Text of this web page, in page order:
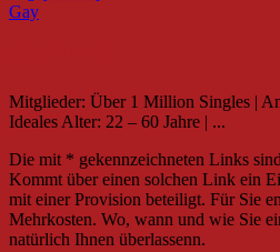
Gay
Mitglieder: Über 1 Million Singles |
Ideales Alter: 22 – 60 Jahre | ...
Die mit * gekennzeichneten Links
Kommt über einen solchen Link ein
mit einer Provision beteiligt. Für Sie
Mehrkosten. Wo, wann und wie Sie
natürlich Ihnen überlassenn.